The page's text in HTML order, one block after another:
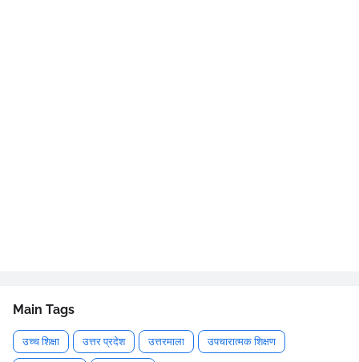
Main Tags
उच्च शिक्षा उत्तर प्रदेश उत्तरमाला उपचारात्मक शिक्षण